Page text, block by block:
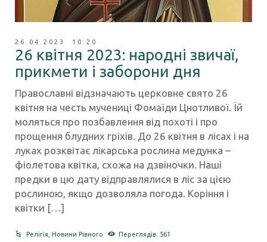
26.04.2023 10:20
26 квітня 2023: народні звичаї,
прикмети і заборони дня
Православні відзначають церковне свято 26
квітня на честь мучениці Фомаїди Цнотливої. Їй
моляться про позбавлення від похоті і про
прощення блудних гріхів. До 26 квітня в лісах і на
луках розквітає лікарська рослина медунка –
фіолетова квітка, схожа на дзвіночки. Наші
предки в цю дату відправлялися в ліс за цією
рослиною, якщо дозволяла погода. Коріння і
квітки […]
Релігія ,Новини Рівного Переглядів: 561